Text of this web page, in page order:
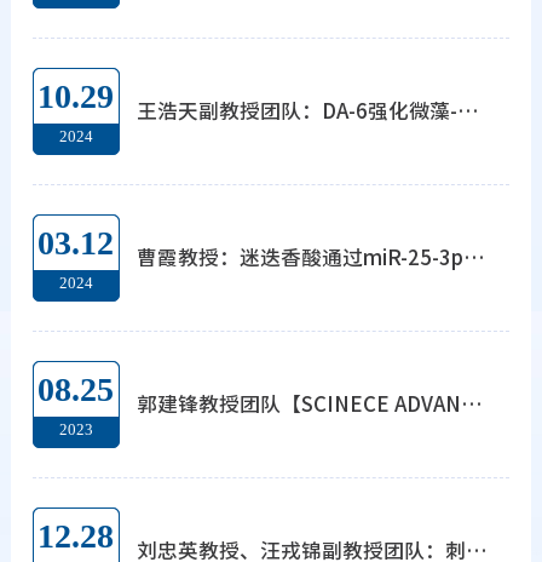
10.29
2024
王浩天副教授团队：DA-6强化微藻-细菌-真菌共生系统高效去除养殖废水中的抗生素
03.12
2024
曹霞教授：迷迭香酸通过miR-25-3p/SIRT6轴激活Nrf2/ARE信号通路以抑制血管重塑
08.25
2023
郭建锋教授团队【SCINECE ADVANCES】为肝细胞癌提供组合策略！
12.28 刘忠英教授、汪戎锦副教授团队：刺五加叶通过调控机体脂质异常、神经损伤等关键病理环节治疗缺血性脑卒中